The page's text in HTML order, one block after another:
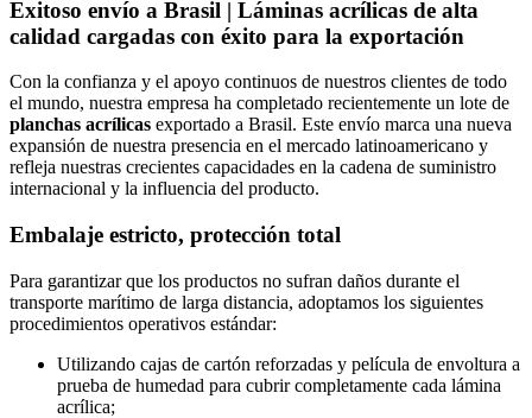
Exitoso envío a Brasil | Láminas acrílicas de alta
calidad cargadas con éxito para la exportación
Con la confianza y el apoyo continuos de nuestros clientes de todo
el mundo, nuestra empresa ha completado recientemente un lote de
planchas acrílicas exportado a Brasil. Este envío marca una nueva
expansión de nuestra presencia en el mercado latinoamericano y
refleja nuestras crecientes capacidades en la cadena de suministro
internacional y la influencia del producto.
Embalaje estricto, protección total
Para garantizar que los productos no sufran daños durante el
transporte marítimo de larga distancia, adoptamos los siguientes
procedimientos operativos estándar:
Utilizando cajas de cartón reforzadas y película de envoltura a
prueba de humedad para cubrir completamente cada lámina
acrílica;